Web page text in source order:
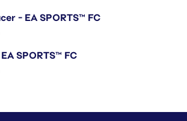
- EA SPORTS™ FC
SPORTS™ FC